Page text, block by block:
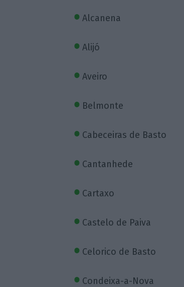
Alcanena
Alijó
Aveiro
Belmonte
Cabeceiras de Basto
Cantanhede
Cartaxo
Castelo de Paiva
Celorico de Basto
Condeixa-a-Nova